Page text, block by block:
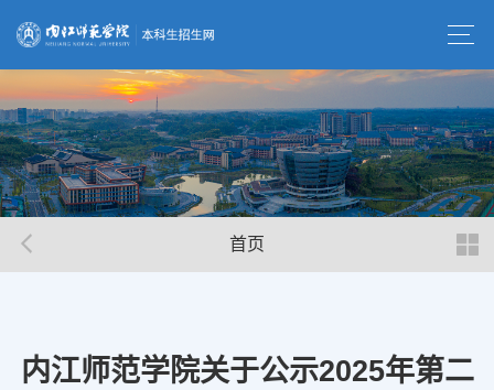
首页
内江师范学院关于公示2025年第二